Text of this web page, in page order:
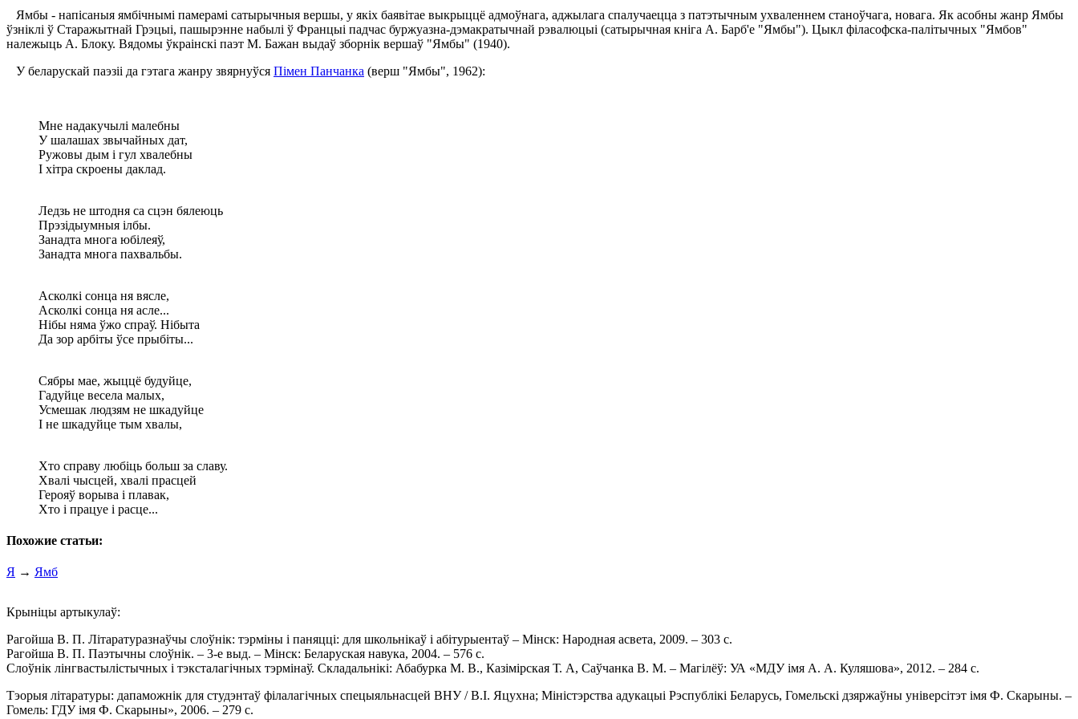
Ямбы - напісаныя ямбічнымі памерамі сатырычныя вершы, у якіх баявітае выкрыццё адмоўнага, аджылага спалучаецца з патэтычным ухваленнем станоўчага, новага. Як асобны жанр Ямбы
ўзніклі ў Старажытнай Грэцыі, пашырэнне набылі ў Францыі падчас буржуазна-дэмакратычнай рэвалюцыі (сатырычная кніга А. Барб'е "Ямбы"). Цыкл філасофска-палітычных "Ямбов"
належыць А. Блоку. Вядомы ўкраінскі паэт М. Бажан выдаў зборнік вершаў "Ямбы" (1940).
У беларускай паэзіі да гэтага жанру звярнуўся Пімен Панчанка (верш "Ямбы", 1962):
Мне надакучылі малебны
У шалашах звычайных дат,
Ружовы дым і гул хвалебны
I хітра скроены даклад.
Ледзь не штодня са сцэн бялеюць
Прэзідыумныя ілбы.
Занадта многа юбілеяў,
Занадта многа пахвальбы.
Асколкі сонца ня вясле,
Асколкі сонца ня асле...
Нібы няма ўжо спраў. Нібыта
Да зор арбіты ўсе прыбіты...
Сябры мае, жыццё будуйце,
Гадуйце весела малых,
Усмешак людзям не шкадуйце
I не шкадуйце тым хвалы,
Хто справу любіць больш за славу.
Хвалі чысцей, хвалі прасцей
Герояў ворыва і плавак,
Хто і працуе і расце...
Похожие статьи:
Я → Ямб
Крыніцы артыкулаў:
Рагойша В. П. Літаратуразнаўчы слоўнік: тэрміны i паняцці: для школьнікаў i абітурыентаў – Мінск: Народная асвета, 2009. – 303 с.
Рагойша В. П. Паэтычны слоўнік. – 3-е выд. – Мінск: Беларуская навука, 2004. – 576 с.
Слоўнік лінгвастылістычных і тэксталагічных тэрмінаў. Складальнікі: Абабурка М. В., Казімірская Т. А, Саўчанка В. М. – Магілёў: УА «МДУ імя А. А. Куляшова», 2012. – 284 с.
Тэорыя літаратуры: дапаможнік для студэнтаў філалагічных спецыяльнасцей ВНУ / В.І. Яцухна; Міністэрства адукацыі Рэспублікі Беларусь, Гомельскі дзяржаўны універсітэт імя Ф. Скарыны. –
Гомель: ГДУ імя Ф. Скарыны», 2006. – 279 с.